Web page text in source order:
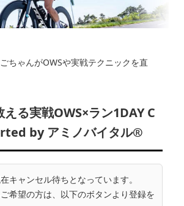
ちゃんがOWSや実戦テクニックを直
る実戦OWS×ラン1DAY C
by アミノバイタル®
キャンセル待ちとなっています。
希望の方は、以下のボタンより登録を